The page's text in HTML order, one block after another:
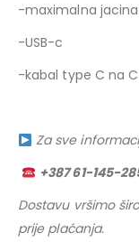
-maximalna jacina:
-USB-c
-kabal type C na C
Za sve
+387 61-145-
Dostavu vršimo
prije plaćanja.